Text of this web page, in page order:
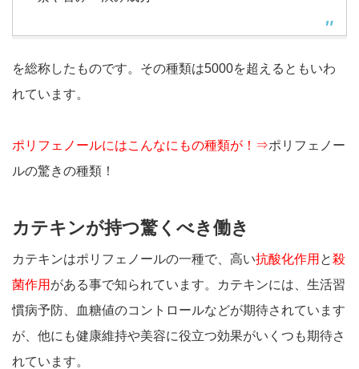
を総称したものです。その種類は5000を超えるともいわ
れています。
ポリフェノールにはこんなにもの種類が！⇒ポリフェノー
ルの驚きの種類！
カテキンが持つ驚くべき働き
カテキンはポリフェノールの一種で、高い抗酸化作用 と殺
菌作用 がある事で知られています。カテキンには、生活習
慣病予防、血糖値のコントロールなどが期待されています
が、他にも健康維持や美容に役立つ効果がいくつも期待さ
れています。